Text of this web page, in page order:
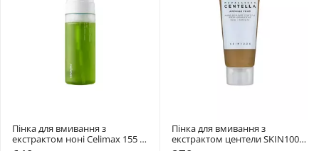
Пінка для вмивання з
екстрактом ноні Celimax 155
Пінка для вмивання з
екстрактом центели SKIN1004